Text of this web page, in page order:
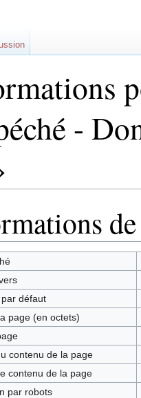
-
de
défaut
page (en octets)
contenu de la page
contenu de la page
par robots